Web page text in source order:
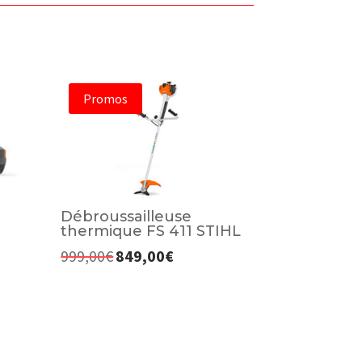
Promos
Débroussailleuse
thermique FS 411 STIHL
999,00€ Le
849,00€